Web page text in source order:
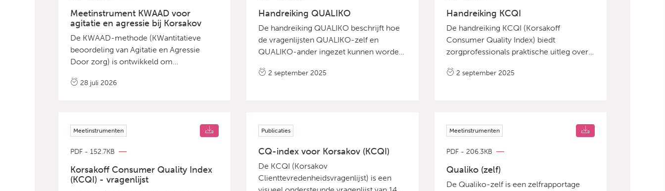
Meetinstrument KWAAD voor
agitatie en agressie bij Korsakov
De KWAAD-methode (KWantitatieve
beoordeling van Agitatie en Agressie
Door zorg) is ontwikkeld om
brengen. Dit instrument helpt zorgteams
instrument is ontwikkeld door GZ-
psycholoog Denice Verberkt en klinisch
neuropsychologen Yvonne Rensen en
Roy Kessels en het Korsakov
28 juli 2026
Handreiking QUALIKO
De handreiking QUALIKO beschrijft hoe
de vragenlijsten QUALIKO-zelf en
QUALIKO-ander ingezet kunnen worden
met het syndroom van Korsakov in kaart
interpretatie van de resultaten en laat zien
hoe deze in de zorgpraktijk toegepast
kunnen worden. Ook bevat de
handreiking aandachtspunten voor
nabespreking en persoonsgerichte zorg.
Download de handreiking QUALIKO Naar
2 september 2025
Handreiking KCQI
De handreiking KCQI (Korsakoff
Consumer Quality Index) biedt
zorgprofessionals praktische uitleg over
handreiking beschrijft de kenmerken van
de resultaten in de praktijk. Ook bevat de
handreiking tips voor het nabespreken
Naar de KCQI-vragenlijst
2 september 2025
Meetinstrumenten
PDF - 152.7KB
Korsakoff Consumer Quality Index
(KCQI) - vragenlijst
Publicaties
CQ-index voor Korsakov (KCQI)
De KCQI (Korsakov
Clienttevredenheidsvragenlijst) is een
Meetinstrumenten
PDF - 206.3KB
Qualiko (zelf)
De Qualiko-zelf is een zelfrapportage